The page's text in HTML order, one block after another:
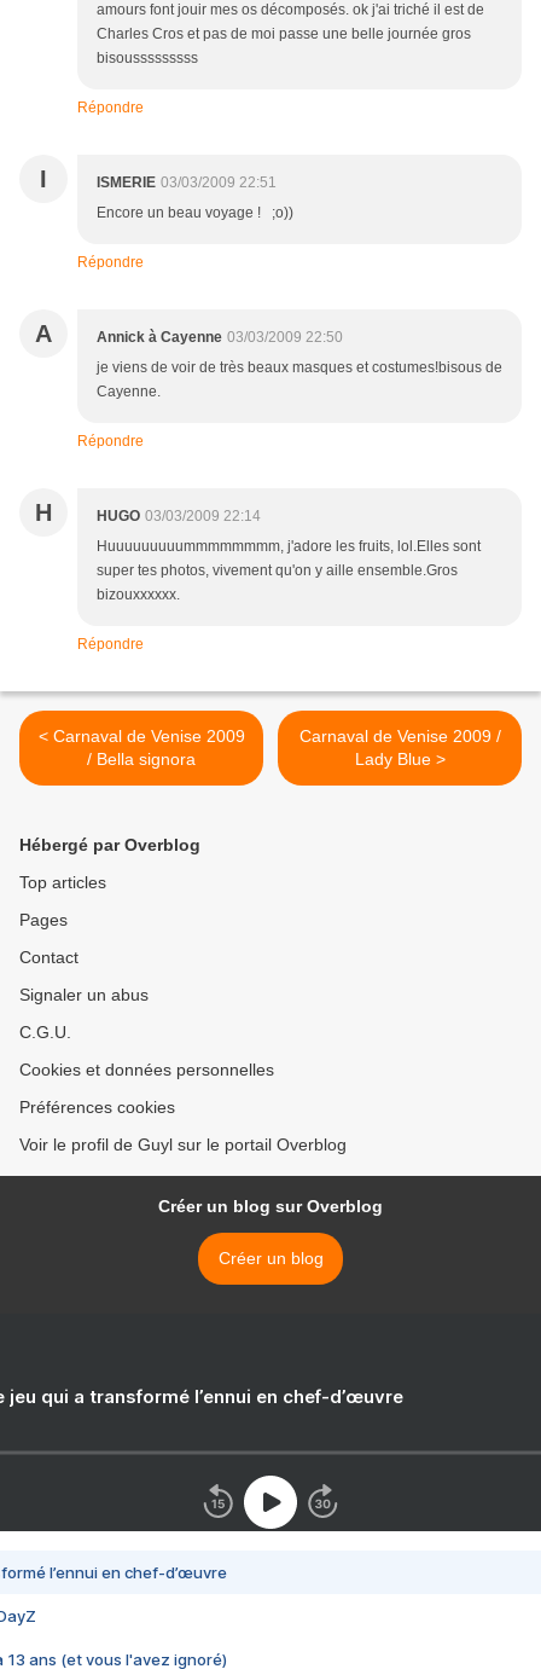
amours font jouir mes os décomposés. ok j'ai triché il est de
Charles Cros et pas de moi passe une belle journée gros
bisousssssssss
Répondre
I ISMERIE 03/03/2009 22:51
Encore un beau voyage ! ;o))
Répondre
A Annick à Cayenne 03/03/2009 22:50
je viens de voir de très beaux masques et costumes!bisous de
Cayenne.
Répondre
H HUGO 03/03/2009 22:14
Huuuuuuuuummmmmmmm, j'adore les fruits, lol.Elles sont
super tes photos, vivement qu'on y aille ensemble.Gros
bizouxxxxxx.
Répondre
< Carnaval de Venise 2009
/ Bella signora
Carnaval de Venise 2009 /
Lady Blue >
Hébergé par Overblog
Top articles
Pages
Contact
Signaler un abus
C.G.U.
Cookies et données personnelles
Préférences cookies
Voir le profil de Guyl sur le portail Overblog
Créer un blog sur Overblog
Créer un blog
jeu qui a transformé l’ennui en chef-d’œuvre
l’ennui en chef-d’œuvre
13 ans (et vous l'avez ignoré)